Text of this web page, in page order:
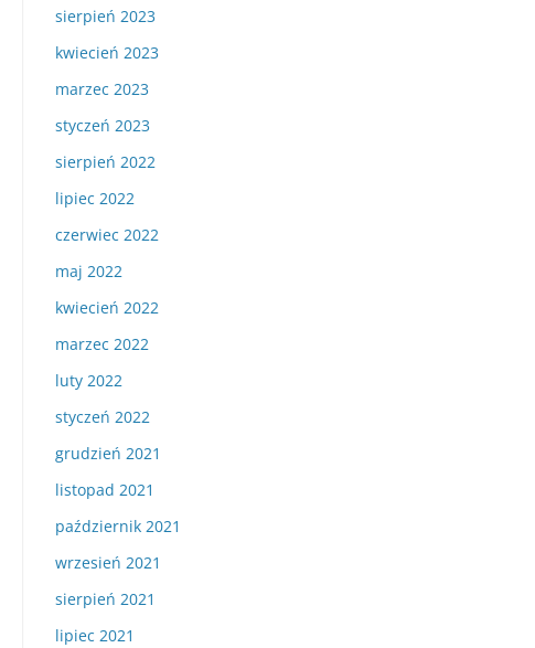
sierpień 2023
kwiecień 2023
marzec 2023
styczeń 2023
sierpień 2022
lipiec 2022
czerwiec 2022
maj 2022
kwiecień 2022
marzec 2022
luty 2022
styczeń 2022
grudzień 2021
listopad 2021
październik 2021
wrzesień 2021
sierpień 2021
lipiec 2021